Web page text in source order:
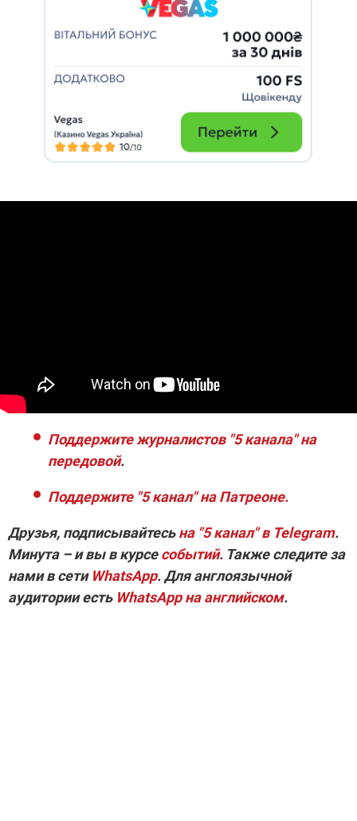
Поддержите журналистов "5 канала" на
передовой.
Поддержите "5 канал" на Патреоне.
Друзья, подписывайтесьна "5 канал" в Telegram.
Минута – и вы в курсесобытий. Также следите за
нами в сети WhatsApp. Для англоязычной
аудиторииесть WhatsApp на английском.